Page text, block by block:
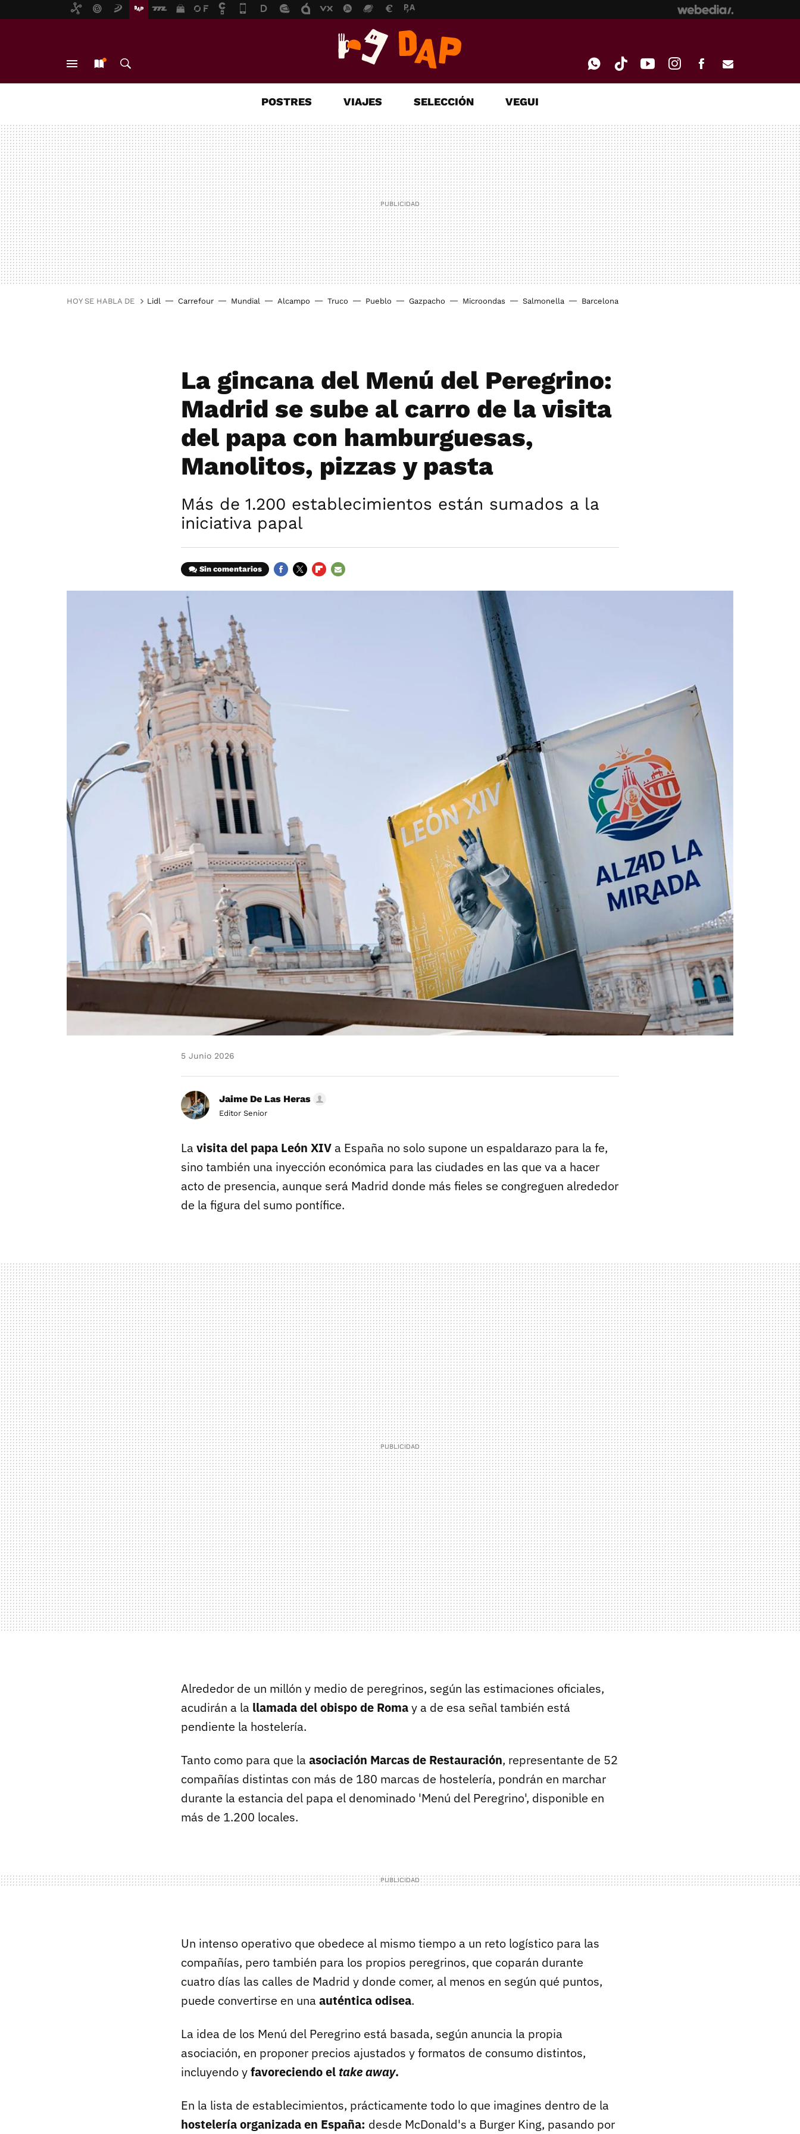
MAIL
POSTRES VIAJES SELECCIÓN VEGUI
HOY SE HABLA DE Lidl Carrefour Mundial Alcampo Truco Pueblo Gazpacho Microondas Salmonella Barcelona
La gincana del Menú del Peregrino:
Madrid se sube al carro de la visita
del papa con hamburguesas,
Manolitos, pizzas y pasta
Más de 1.200 establecimientos están sumados a la
iniciativa papal
Sin comentarios
5 Junio 2026
Jaime De Las Heras
Editor Senior
La visita del papa León XIV a España no solo supone un espaldarazo para la fe,
sino también una inyección económica para las ciudades en las que va a hacer
acto de presencia, aunque será Madrid donde más fieles se congreguen alrededor
de la figura del sumo pontífice.
Alrededor de un millón y medio de peregrinos, según las estimaciones oficiales,
acudirán a la llamada del obispo de Romay a de esa señal también está
pendiente la hostelería.
Tanto como para que la asociación Marcas de Restauración, representante de 52
compañías distintas con más de 180 marcas de hostelería, pondrán en marchar
durante la estancia del papa el denominado 'Menú del Peregrino', disponible en
más de 1.200 locales.
Un intenso operativo que obedece al mismo tiempo a un reto logístico para las
compañías, pero también para los propios peregrinos, que coparán durante
cuatro días las calles de Madrid y donde comer, al menos en según qué puntos,
puede convertirse en una auténtica odisea.
La idea de los Menú del Peregrino está basada, según anuncia la propia
asociación, en proponer precios ajustados y formatos de consumo distintos,
incluyendo yfavoreciendo el take away.
En la lista de establecimientos, prácticamente todo lo que imagines dentro de la
hostelería organizada en España: desde McDonald's a Burger King, pasando por